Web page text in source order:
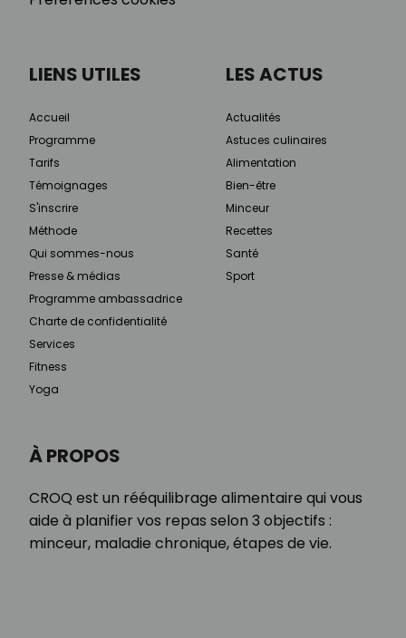
À PROPOS
CROQ est un rééquilibrage alimentaire qui vous
aide à planifier vos repas selon 3 objectifs :
minceur, maladie chronique, étapes de vie.
LIENS UTILES
Accueil
Programme
Tarifs
Témoignages
S'inscrire
Méthode
Qui sommes-nous
Presse & médias
Programme ambassadrice
Charte de confidentialité
Services
Fitness
Yoga
LES ACTUS
Actualités
Astuces culinaires
Alimentation
Bien-être
Minceur
Recettes
Santé
Sport